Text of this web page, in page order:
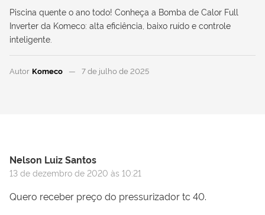
Piscina quente o ano todo! Conheça a Bomba de Calor Full
Inverter da Komeco: alta eficiência, baixo ruído e controle
inteligente.
Autor Komeco 7 de julho de 2025
Nelson Luiz Santos
13 de dezembro de 2020 às 10:21
Quero receber preço do pressurizador tc 40.